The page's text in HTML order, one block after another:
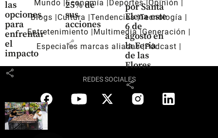
las
opciones
para
enfrentar
el
impacto
share
25% de
sus
acciones
share
por Santa
Elena este
6 de
agosto en
la Feria
de las
Flores
share
Mundo Economía Deportes Opinión
Blogs
Cultura Tendencias Tecnología
Entretenimiento
Multimedia Generación
Especiales marcas aliadas Pódcast
REDES SOCIALES